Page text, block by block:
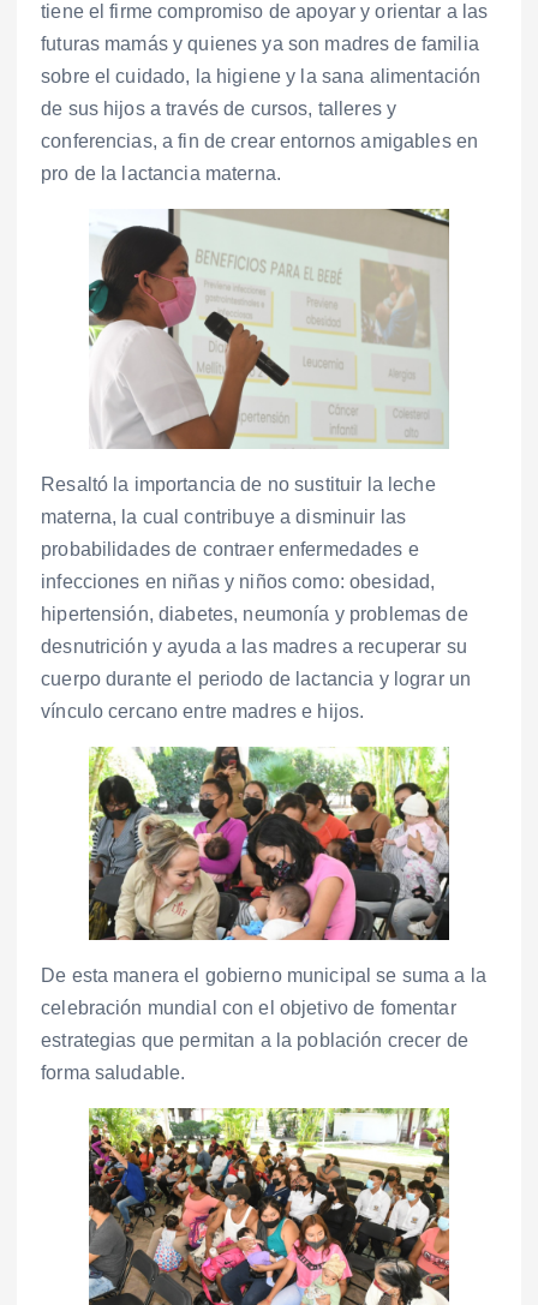
tiene el firme compromiso de apoyar y orientar a las
futuras mamás y quienes ya son madres de familia
sobre el cuidado, la higiene y la sana alimentación
de sus hijos a través de cursos, talleres y
conferencias, a fin de crear entornos amigables en
pro de la lactancia materna.
Resaltó la importancia de no sustituir la leche
materna, la cual contribuye a disminuir las
probabilidades de contraer enfermedades e
infecciones en niñas y niños como: obesidad,
hipertensión, diabetes, neumonía y problemas de
desnutrición y ayuda a las madres a recuperar su
cuerpo durante el periodo de lactancia y lograr un
vínculo cercano entre madres e hijos.
De esta manera el gobierno municipal se suma a la
celebración mundial con el objetivo de fomentar
estrategias que permitan a la población crecer de
forma saludable.